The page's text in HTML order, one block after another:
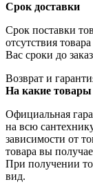
Срок доставки
Срок поставки
отсутствия
Вас сроки до
Возврат и
На какие товары
Официальная
на всю
зависимости от
товара вы
При получении
вид.